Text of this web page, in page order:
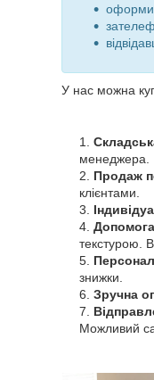
У нас можна
менеджера.
Продаж
клієнтами.
текстурою.
знижки.
Зручна
Можливий